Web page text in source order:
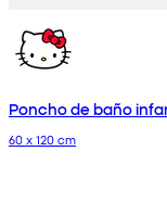
Poncho de baño
60 x 120 cm